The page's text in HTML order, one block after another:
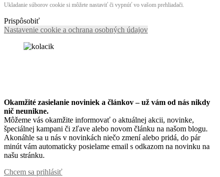
Ukladanie súborov cookie si môžete nastaviť či vypnúť vo vašom prehliadači.
Prispôsobiť
Nastavenie cookie a ochrana osobných údajov
Okamžité zasielanie noviniek a článkov – už vám od nás nikdy
nič neunikne.
Môžeme vás okamžite informovať o aktuálnej akcii, novinke,
špeciálnej kampani či zľave alebo novom článku na našom blogu.
Akonáhle sa u nás v novinkách niečo zmení alebo pridá, do pár
minút vám automaticky posielame email s odkazom na novinku na
našu stránku.
Chcem sa prihlásiť